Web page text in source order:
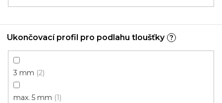
Ukončovací profil pro podlahu tloušťky ?
3 mm 2
max. 5 mm 1